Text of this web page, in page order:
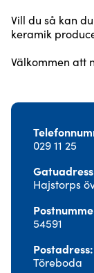
Vill du så kan
keramik
Välkommen att
029 11 25
Gatuadress
Hajstorps
54591
Postadress
Töreboda